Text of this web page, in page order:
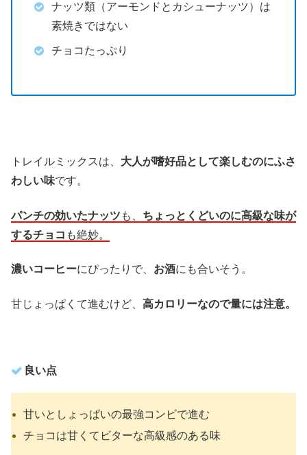
ナッツ類（アーモンドとカシューナッツ）は
素焼きではない
チョコたっぷり
トレイルミックスは、 大人が嗜好品として楽しむのにふさ
わしい味です。
パンチの効いたナッツ も、 ちょっとくどいのに高級な味が
するチョコ も絶妙。
濃いコーヒーにぴったりで、 お酒にも合いそう。
甘じょっぱくて進むけど、 高カロリーなので量には注意。
良い点
甘いとしょっぱいの最強コンビで進む
チョコは甘くてビターな高級感のある味